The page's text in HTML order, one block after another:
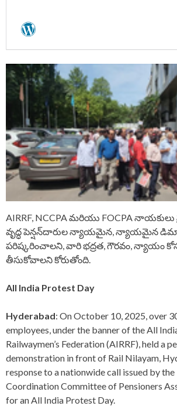
AIRRF, NCCPA మరియు FOCPA నాయకులు
వృద్ధ పెన్షన్‌దారుల న్యాయమైన, న్యాయమైన
పరిష్కరించాలని, వారి భద్రత, గౌరవం, న్యాయం
తీసుకోవాలని కోరుతోంది.
All India Protest Day
Hyderabad: On October 10, 2025, over
employees, under the banner of the All
Railwaymen’s Federation (AIRRF), held a
demonstration in front of Rail Nilayam,
response to a nationwide call issued by
Coordination Committee of Pensioners
for an All India Protest Day.